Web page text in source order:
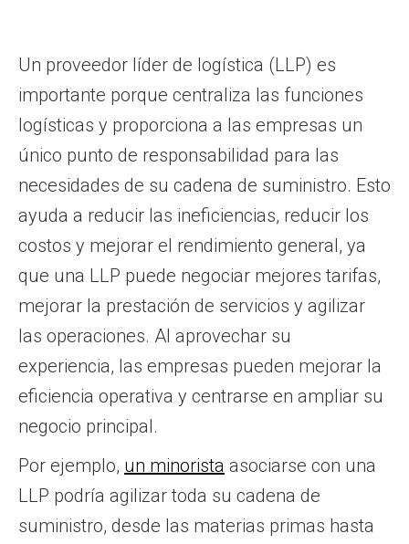
Un proveedor líder de logística (LLP) es
importante porque centraliza las funciones
logísticas y proporciona a las empresas un
único punto de responsabilidad para las
necesidades de su cadena de suministro. Esto
ayuda a reducir las ineficiencias, reducir los
costos y mejorar el rendimiento general, ya
que una LLP puede negociar mejores tarifas,
mejorar la prestación de servicios y agilizar
las operaciones. Al aprovechar su
experiencia, las empresas pueden mejorar la
eficiencia operativa y centrarse en ampliar su
negocio principal.
Por ejemplo, un minorista asociarse con una
LLP podría agilizar toda su cadena de
suministro, desde las materias primas hasta